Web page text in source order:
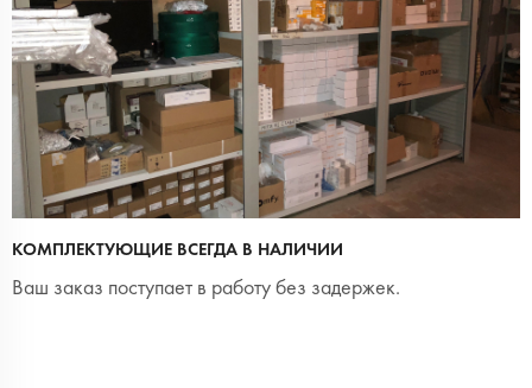
КОМПЛЕКТУЮЩИЕ ВСЕГДА В НАЛИЧИИ
Ваш заказ поступает в работу без задержек.